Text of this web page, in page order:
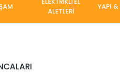
ALETLERİ
YAPI &